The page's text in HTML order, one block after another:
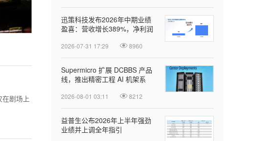
剧场上
迅策科技发布2026年中期业绩
盈喜：营收增长389%，净利润
擎
2026-07-31 17:29 8960
Supermicro 扩展 DCBBS 产品
线，推出精密工程 AI 机架系
2026-08-01 03:11 8212
益普生公布2026年上半年强劲
业绩并上调全年指引